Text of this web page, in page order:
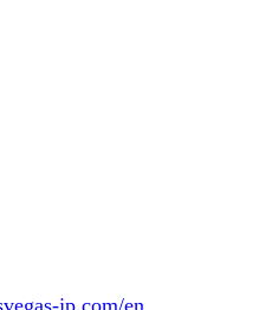
jp.com/en